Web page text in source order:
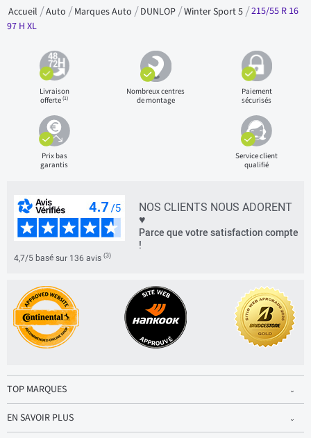
Accueil Auto Marques Auto DUNLOP Winter Sport 5 215/55 R 16
97 H XL
Livraison
offerte(1)
Nombreux centres
de montage
Paiement
sécurisés
Prix bas
garantis
Service client
qualifié
NOS CLIENTS NOUS ADORENT
♥
Parce que votre satisfaction compte
!
4,7/5 basé sur 136 avis (3)
TOP MARQUES
EN SAVOIR PLUS